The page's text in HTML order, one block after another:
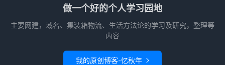
做一个好的个人学习园地
主要网建，域名、集装箱物流、生活方法论的学习及研究，整理等
内容
我的原创博客-忆秋年 